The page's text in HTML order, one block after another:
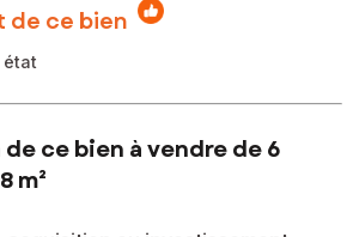
de ce bien
état
ce bien à vendre de 6
m²